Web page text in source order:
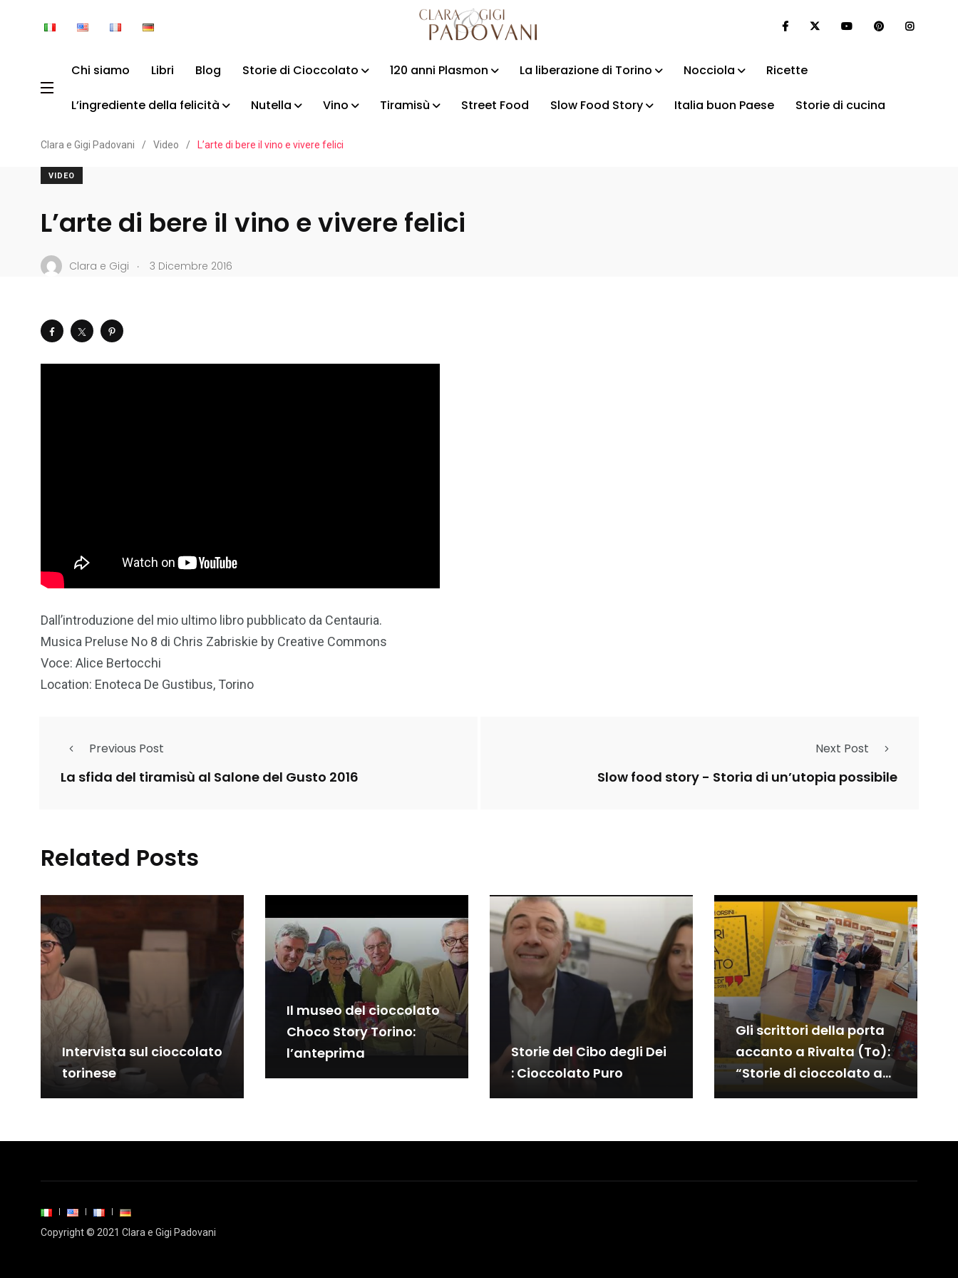
Chi siamo Libri Blog Storie di Cioccolato 120 anni Plasmon La liberazione di Torino Nocciola Ricette
L’ingrediente della felicità Nutella Vino Tiramisù Street Food Slow Food Story Italia buon Paese Storie di cucina
Clara e Gigi Padovani / Video / L’arte di bere il vino e vivere felici
VIDEO
L’arte di bere il vino e vivere felici
Clara e Gigi . 3 Dicembre 2016
Dall’introduzione del mio ultimo libro pubblicato da Centauria.
Musica Preluse No 8 di Chris Zabriskie by Creative Commons
Voce: Alice Bertocchi
Location: Enoteca De Gustibus, Torino
Previous Post
La sfida del tiramisù al Salone del Gusto 2016
Next Post
Slow food story - Storia di un’utopia possibile
Related Posts
Intervista sul cioccolato
torinese
Il museo del cioccolato
Choco Story Torino:
l’anteprima
Storie del Cibo degli Dei
: Cioccolato Puro
Gli scrittori della porta
accanto a Rivalta (To):
“Storie di cioccolato a
Torino e in…
Copyright © 2021 Clara e Gigi Padovani